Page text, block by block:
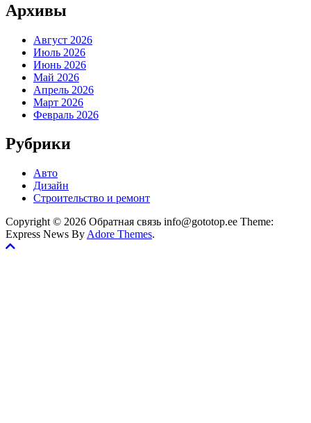
Архивы
Август 2026
Июль 2026
Июнь 2026
Май 2026
Апрель 2026
Март 2026
Февраль 2026
Рубрики
Авто
Дизайн
Строительство и ремонт
Copyright © 2026 Обратная связь info@gototop.ee Theme:
Express News By Adore Themes.